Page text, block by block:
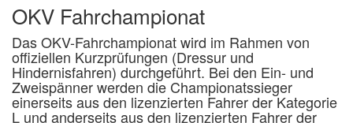
OKV Fahrchampionat
Das OKV-Fahrchampionat wird im Rahmen von
offiziellen Kurzprüfungen (Dressur und
Hindernisfahren) durchgeführt. Bei den Ein- und
Zweispänner werden die Championatssieger
einerseits aus den lizenzierten Fahrer der Kategorie
L und anderseits aus den lizenzierten Fahrer der